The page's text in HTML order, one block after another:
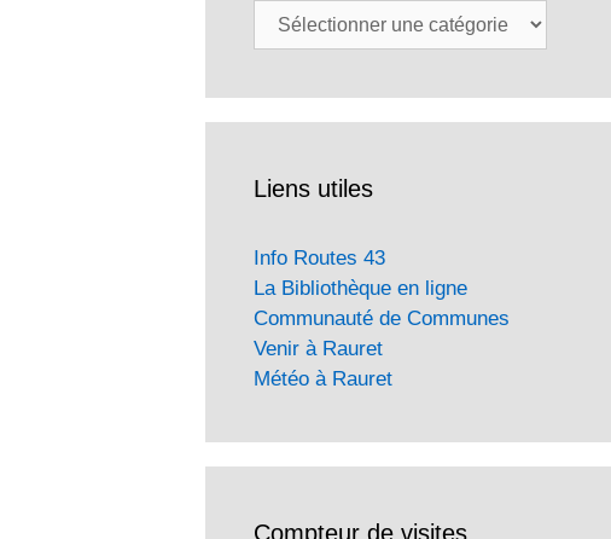
Catégories
Liens utiles
Info Routes 43
La Bibliothèque en ligne
Communauté de Communes
Venir à Rauret
Météo à Rauret
Compteur de visites